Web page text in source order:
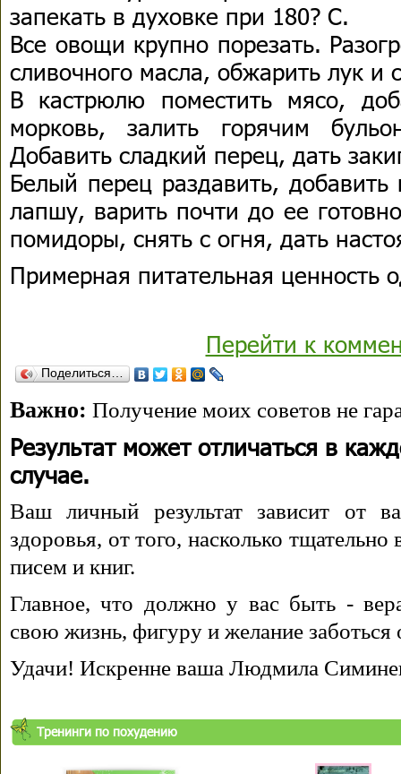
запекать в духовке при 180? С.
Все овощи крупно порезать.
сливочного масла, обжарить лук и
В кастрюлю поместить мясо,
морковь, залить горячим
Добавить сладкий перец, дать
Белый перец раздавить,
лапшу, варить почти до ее
помидоры, снять с огня, дать
Примерная питательная ценность
Перейти к
Поделиться…
Важно: Получение моих советов не
Результат может отличаться в
случае.
Ваш личный результат зависит от
здоровья, от того, насколько
писем и книг.
Главное, что должно у вас быть -
свою жизнь, фигуру и желание заботься
Удачи! Искренне ваша Людмила
Тренинги по похудению